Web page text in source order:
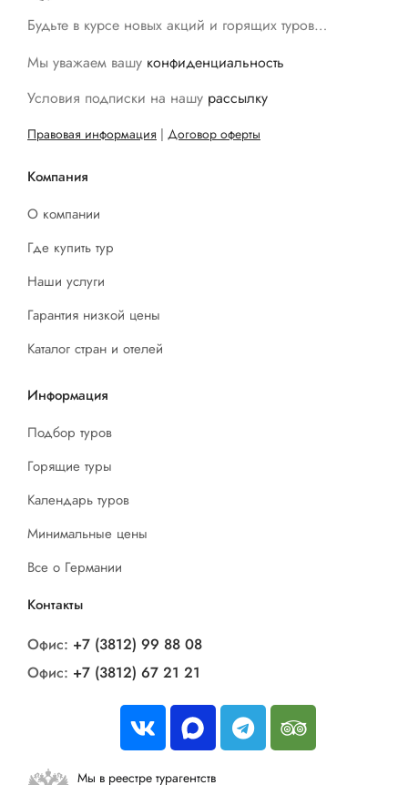
Будьте в курсе новых акций и горящих туров…
Мы уважаем вашу конфиденциальность
Условия подписки на нашу рассылку
Правовая информация | Договор оферты
Компания
О компании
Где купить тур
Наши услуги
Гарантия низкой цены
Каталог стран и отелей
Информация
Подбор туров
Горящие туры
Календарь туров
Минимальные цены
Все о Германии
Контакты
Офис: +7 (3812) 99 88 08
Офис: +7 (3812) 67 21 21
Мы в реестре турагентств